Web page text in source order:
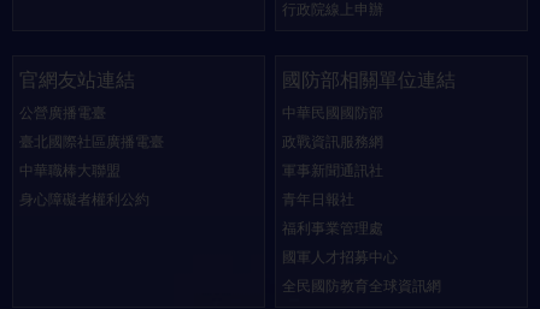
行政院線上申辦
官網友站連結
公營廣播電臺
臺北國際社區廣播電臺
中華職棒大聯盟
身心障礙者權利公約
國防部相關單位連結
中華民國國防部
政戰資訊服務網
軍事新聞通訊社
青年日報社
福利事業管理處
國軍人才招募中心
全民國防教育全球資訊網